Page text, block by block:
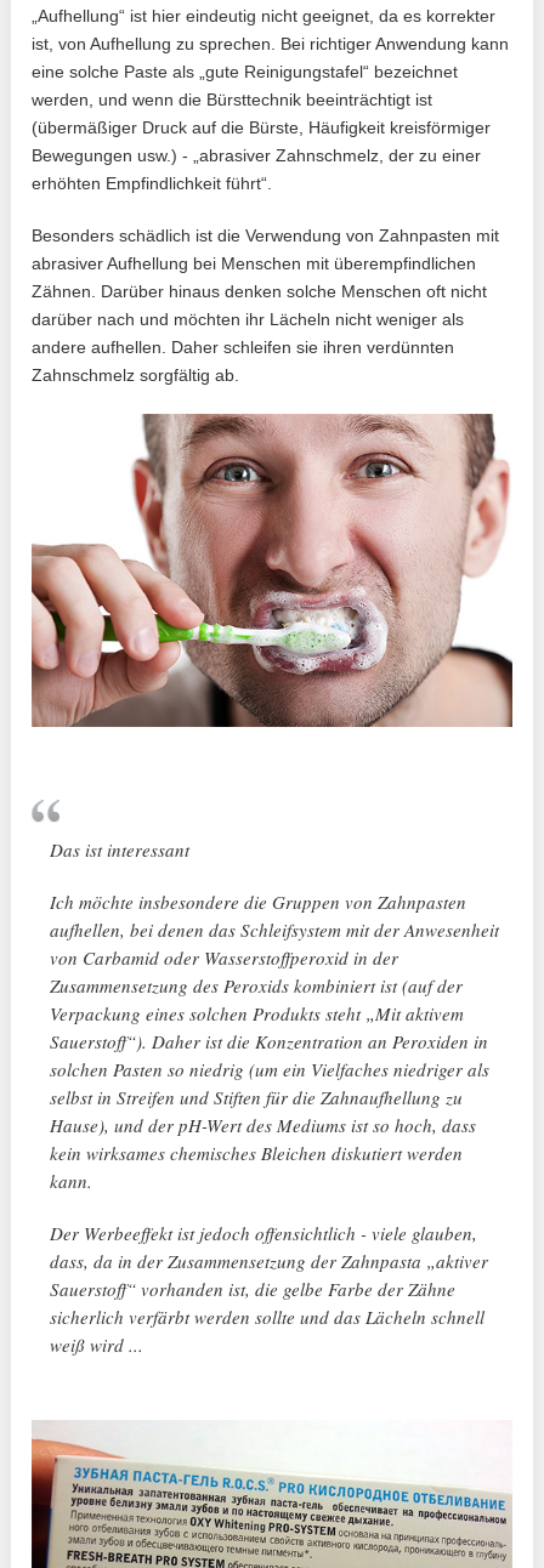
„Aufhellung“ ist hier eindeutig nicht geeignet, da es korrekter
ist, von Aufhellung zu sprechen. Bei richtiger Anwendung kann
eine solche Paste als „gute Reinigungstafel“ bezeichnet
werden, und wenn die Bürsttechnik beeinträchtigt ist
(übermäßiger Druck auf die Bürste, Häufigkeit kreisförmiger
Bewegungen usw.) - „abrasiver Zahnschmelz, der zu einer
erhöhten Empfindlichkeit führt“.
Besonders schädlich ist die Verwendung von Zahnpasten mit
abrasiver Aufhellung bei Menschen mit überempfindlichen
Zähnen. Darüber hinaus denken solche Menschen oft nicht
darüber nach und möchten ihr Lächeln nicht weniger als
andere aufhellen. Daher schleifen sie ihren verdünnten
Zahnschmelz sorgfältig ab.
Das ist interessant
Ich möchte insbesondere die Gruppen von Zahnpasten
aufhellen, bei denen das Schleifsystem mit der Anwesenheit
von Carbamid oder Wasserstoffperoxid in der
Zusammensetzung des Peroxids kombiniert ist (auf der
Verpackung eines solchen Produkts steht „Mit aktivem
Sauerstoff“). Daher ist die Konzentration an Peroxiden in
solchen Pasten so niedrig (um ein Vielfaches niedriger als
selbst in Streifen und Stiften für die Zahnaufhellung zu
Hause), und der pH-Wert des Mediums ist so hoch, dass
kein wirksames chemisches Bleichen diskutiert werden
kann.
Der Werbeeffekt ist jedoch offensichtlich - viele glauben,
dass, da in der Zusammensetzung der Zahnpasta „aktiver
Sauerstoff“ vorhanden ist, die gelbe Farbe der Zähne
sicherlich verfärbt werden sollte und das Lächeln schnell
weiß wird ...